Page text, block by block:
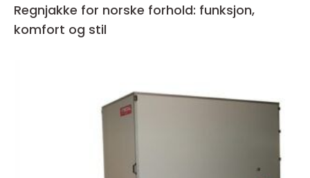
Regnjakke for norske forhold: funksjon,
komfort og stil